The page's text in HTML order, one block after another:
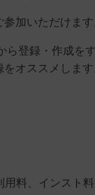
加いただけま
ら登録・作成を
をオススメしま
用料、インスト